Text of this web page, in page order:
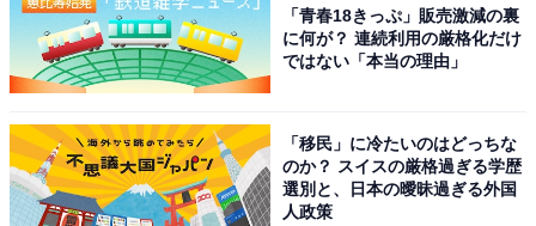
「青春18きっぷ」販売激減の裏
に何が？ 連続利用の厳格化だけ
ではない「本当の理由」
「移民」に冷たいのはどっちな
のか？ スイスの厳格過ぎる学歴
選別と、日本の曖昧過ぎる外国
人政策